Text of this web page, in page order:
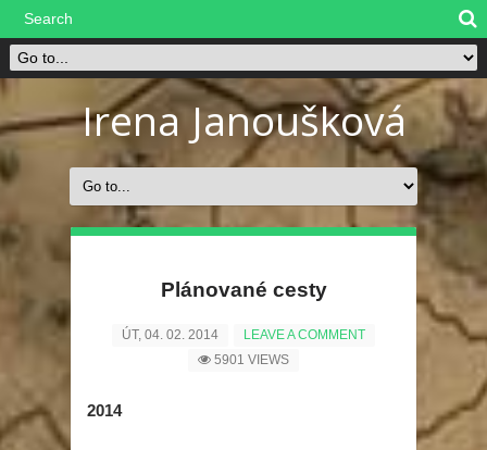
Irena Janoušková
Plánované cesty
ÚT, 04. 02. 2014
LEAVE A COMMENT
5901 VIEWS
2014